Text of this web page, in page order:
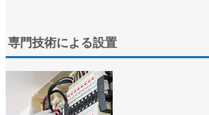
専門技術による設置